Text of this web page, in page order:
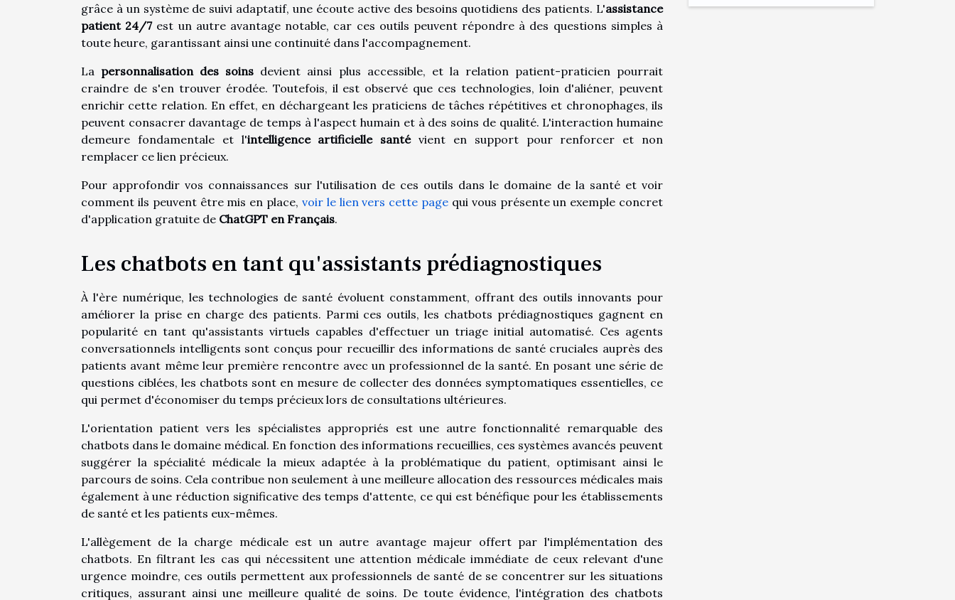
grâce à un système de suivi adaptatif, une écoute active des besoins quotidiens des patients. L'assistance
patient 24/7est un autre avantage notable, car ces outils peuvent répondre à des questions simples à
toute heure, garantissant ainsi une continuité dans l'accompagnement.
La personnalisation des soins devient ainsi plus accessible, et la relation patient-praticien pourrait
craindre de s'en trouver érodée. Toutefois, il est observé que ces technologies, loin d'aliéner, peuvent
enrichir cette relation. En effet, en déchargeant les praticiens de tâches répétitives et chronophages, ils
peuvent consacrer davantage de temps à l'aspect humain et à des soins de qualité. L'interaction humaine
demeure fondamentale et l'intelligence artificielle santévient en support pour renforcer et non
remplacer ce lien précieux.
Pour approfondir vos connaissances sur l'utilisation de ces outils dans le domaine de la santé et voir
comment ils peuvent être mis en place, voir le lien vers cette page qui vous présente un exemple concret
d'application gratuite de ChatGPT en Français.
Les chatbots en tant qu'assistants prédiagnostiques
À l'ère numérique, les technologies de santé évoluent constamment, offrant des outils innovants pour
améliorer la prise en charge des patients. Parmi ces outils, les chatbots prédiagnostiques gagnent en
popularité en tant qu'assistants virtuels capables d'effectuer un triage initial automatisé. Ces agents
conversationnels intelligents sont conçus pour recueillir des informations de santé cruciales auprès des
patients avant même leur première rencontre avec un professionnel de la santé. En posant une série de
questions ciblées, les chatbots sont en mesure de collecter des données symptomatiques essentielles, ce
qui permet d'économiser du temps précieux lors de consultations ultérieures.
L'orientation patient vers les spécialistes appropriés est une autre fonctionnalité remarquable des
chatbots dans le domaine médical. En fonction des informations recueillies, ces systèmes avancés peuvent
suggérer la spécialité médicale la mieux adaptée à la problématique du patient, optimisant ainsi le
parcours de soins. Cela contribue non seulement à une meilleure allocation des ressources médicales mais
également à une réduction significative des temps d'attente, ce qui est bénéfique pour les établissements
de santé et les patients eux-mêmes.
L'allègement de la charge médicale est un autre avantage majeur offert par l'implémentation des
chatbots. En filtrant les cas qui nécessitent une attention médicale immédiate de ceux relevant d'une
urgence moindre, ces outils permettent aux professionnels de santé de se concentrer sur les situations
critiques, assurant ainsi une meilleure qualité de soins. De toute évidence, l'intégration des chatbots